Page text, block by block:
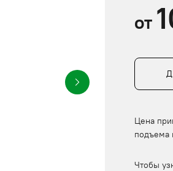
от
Цена
подъема
Чтобы